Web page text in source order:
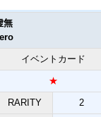
無
イベントカード
★
RARITY 2